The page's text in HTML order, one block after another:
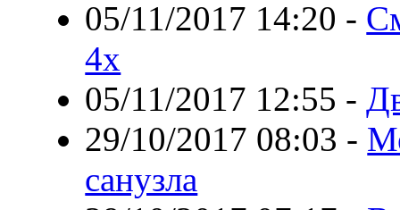
05/11/2017 14:20 -
4x
05/11/2017 12:55 -
29/10/2017 08:03 -
санузла